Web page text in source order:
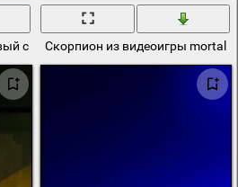
стоит на дороге
Скорпион из видеоигры mortal